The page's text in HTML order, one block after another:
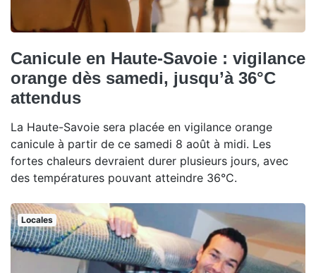
Canicule en Haute-Savoie : vigilance
orange dès samedi, jusqu’à 36°C
attendus
La Haute-Savoie sera placée en vigilance orange
canicule à partir de ce samedi 8 août à midi. Les
fortes chaleurs devraient durer plusieurs jours, avec
des températures pouvant atteindre 36°C.
Locales